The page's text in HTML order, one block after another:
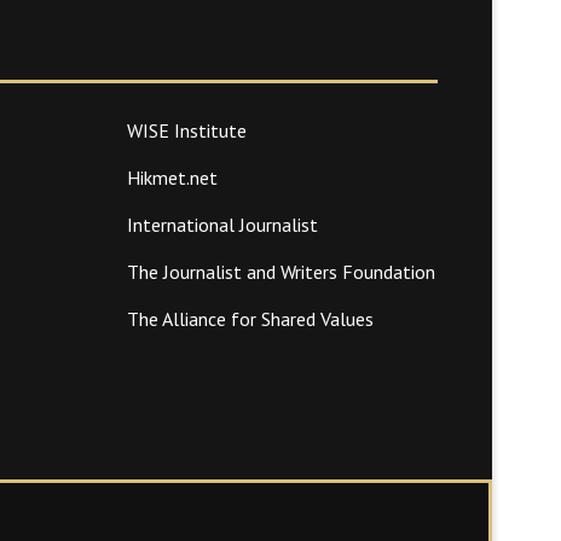
WISE Institute
Hikmet.net
International Journalist
The Journalist and Writers Foundation
The Alliance for Shared Values